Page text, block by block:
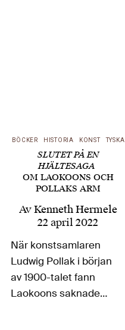
BÖCKER HISTORIA KONST TYSKA
SLUTET PÅ EN
HJÄLTESAGA
OM LAOKOONS OCH
POLLAKS ARM
AvKenneth Hermele
22 april 2022
När konstsamlaren
Ludwig Pollak i början
av 1900-talet fann
Laokoons saknade